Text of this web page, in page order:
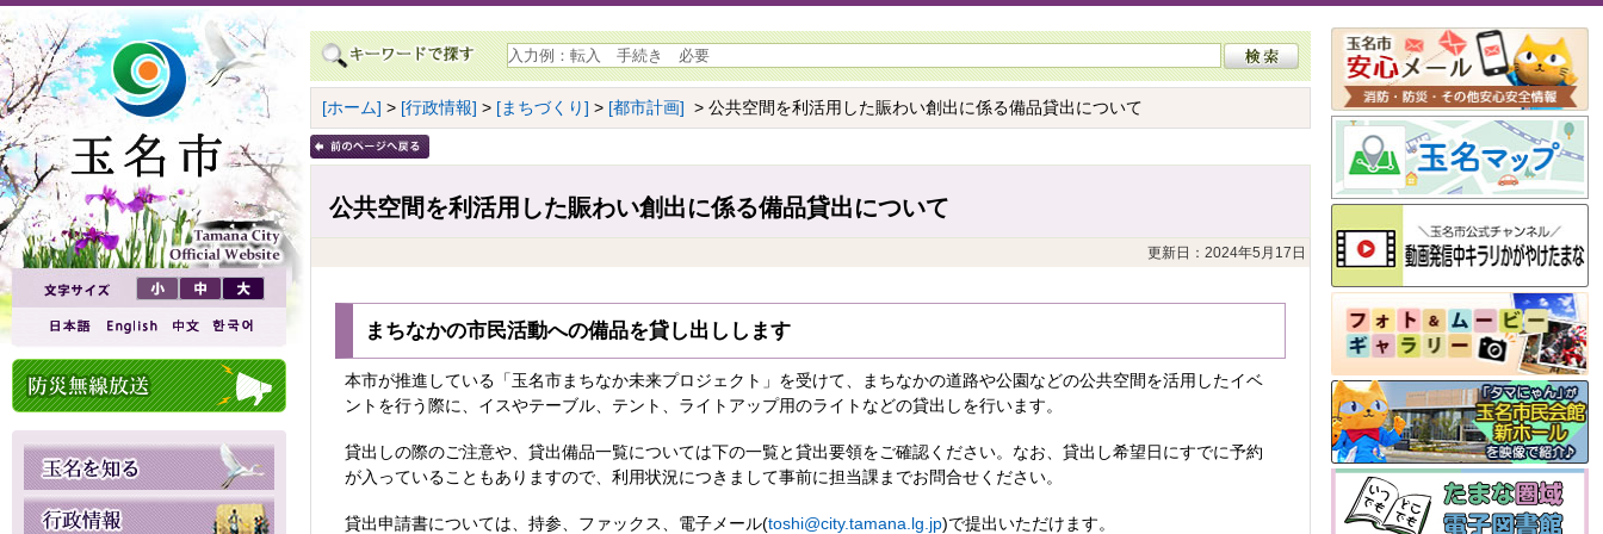
[ホーム] > [行政情報] > [まちづくり] > [都市計画] > 公共空間を利活用した賑わい創出に係る備品貸出について
公共空間を利活用した賑わい創出に係る備品貸出について
更新日：2024年5月17日
まちなかの市民活動への備品を貸し出しします
本市が推進している「玉名市まちなか未来プロジェクト」を受けて、まちなかの道路や公園などの公共空間を活用したイベ
ントを行う際に、イスやテーブル、テント、ライトアップ用のライトなどの貸出しを行います。
貸出しの際のご注意や、貸出備品一覧については下の一覧と貸出要領をご確認ください。なお、貸出し希望日にすでに予約
が入っていることもありますので、利用状況につきまして事前に担当課までお問合せください。
貸出申請書については、持参、ファックス、電子メール(toshi@city.tamana.lg.jp)で提出いただけます。